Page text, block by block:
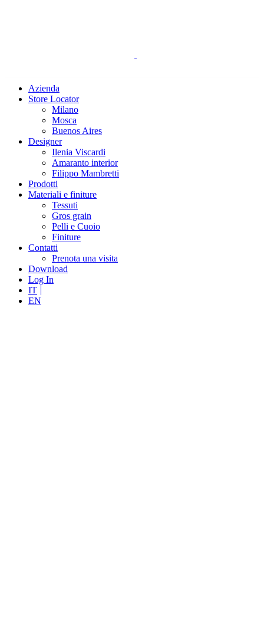
Azienda
Store Locator
Milano
Mosca
Buenos Aires
Designer
Ilenia Viscardi
Amaranto interior
Filippo Mambretti
Prodotti
Materiali e finiture
Tessuti
Gros grain
Pelli e Cuoio
Finiture
Contatti
Prenota una visita
Download
Log In
IT
EN